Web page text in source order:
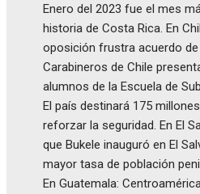
Enero del 2023 fue el mes
historia de Costa Rica. En
oposición frustra acuerdo de
Carabineros de Chile
alumnos de la Escuela de
El país destinará 175
reforzar la seguridad. En El
que Bukele inauguró en El
mayor tasa de población
En Guatemala: